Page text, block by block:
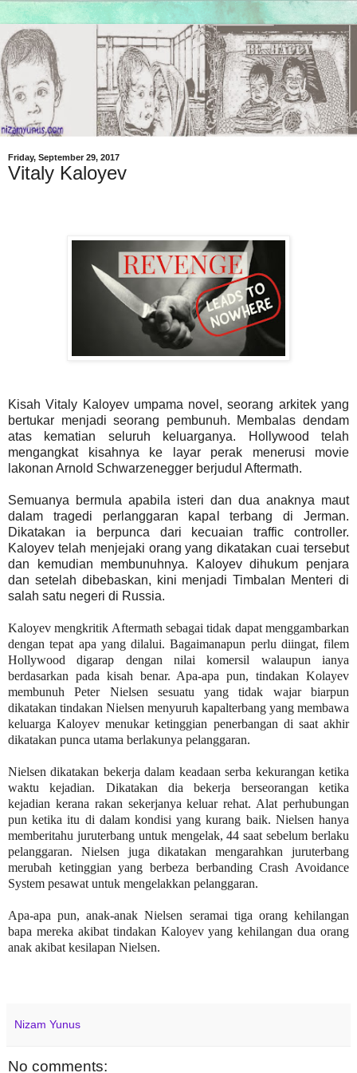
Friday, September 29, 2017
Vitaly Kaloyev
Kisah Vitaly Kaloyev umpama novel, seorang arkitek yang
bertukar menjadi seorang pembunuh. Membalas dendam
atas kematian seluruh keluarganya. Hollywood telah
mengangkat kisahnya ke layar perak menerusi movie
lakonan Arnold Schwarzenegger berjudul Aftermath.
Semuanya bermula apabila isteri dan dua anaknya maut
dalam tragedi perlanggaran kapal terbang di Jerman.
Dikatakan ia berpunca dari kecuaian traffic controller.
Kaloyev telah menjejaki orang yang dikatakan cuai tersebut
dan kemudian membunuhnya. Kaloyev dihukum penjara
dan setelah dibebaskan, kini menjadi Timbalan Menteri di
salah satu negeri di Russia.
Kaloyev mengkritik Aftermath sebagai tidak dapat menggambarkan
dengan tepat apa yang dilalui. Bagaimanapun perlu diingat, filem
Hollywood digarap dengan nilai komersil walaupun ianya
berdasarkan pada kisah benar. Apa-apa pun, tindakan Kolayev
membunuh Peter Nielsen sesuatu yang tidak wajar biarpun
dikatakan tindakan Nielsen menyuruh kapalterbang yang membawa
keluarga Kaloyev menukar ketinggian penerbangan di saat akhir
dikatakan punca utama berlakunya pelanggaran.
Nielsen dikatakan bekerja dalam keadaan serba kekurangan ketika
waktu kejadian. Dikatakan dia bekerja berseorangan ketika
kejadian kerana rakan sekerjanya keluar rehat. Alat perhubungan
pun ketika itu di dalam kondisi yang kurang baik. Nielsen hanya
memberitahu juruterbang untuk mengelak, 44 saat sebelum berlaku
pelanggaran. Nielsen juga dikatakan mengarahkan juruterbang
merubah ketinggian yang berbeza berbanding Crash Avoidance
System pesawat untuk mengelakkan pelanggaran.
Apa-apa pun, anak-anak Nielsen seramai tiga orang kehilangan
bapa mereka akibat tindakan Kaloyev yang kehilangan dua orang
anak akibat kesilapan Nielsen.
Nizam Yunus
No comments: